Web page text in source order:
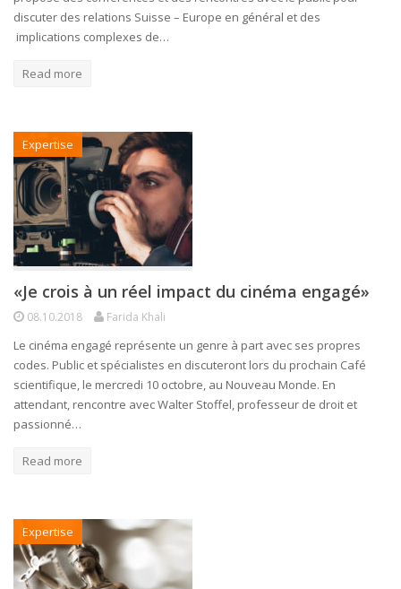
discuter des relations Suisse – Europe en général et des
implications complexes de…
Read more
Expertise
«Je crois à un réel impact du cinéma engagé»
08.10.2018 Farida Khali
Le cinéma engagé représente un genre à part avec ses propres
codes. Public et spécialistes en discuteront lors du prochain Café
scientifique, le mercredi 10 octobre, au Nouveau Monde. En
attendant, rencontre avec Walter Stoffel, professeur de droit et
passionné…
Read more
Expertise